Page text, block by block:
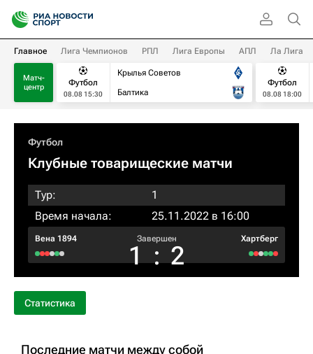
Главное Лига Чемпионов РПЛ Лига Европы АПЛ Ла Лига
Матч-
центр
Футбол
08.08 15:30
Крылья Советов
Балтика
Футбол
08.08 18:00
Футбол
Клубные товарищеские матчи
Тур:
1
Время начала:
25.11.2022 в 16:00
Вена 1894 Завершен
1 : 2
Хартберг
Статистика
Последние матчи между собой